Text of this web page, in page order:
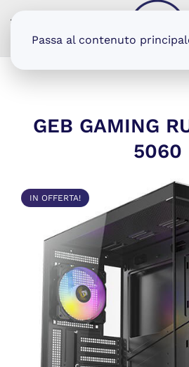
Passa al contenuto
GEB GAMING
5060
IN OFFERTA!